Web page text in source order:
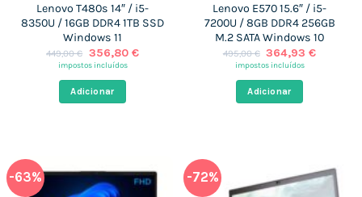
Lenovo T480s 14″ / i5-
8350U / 16GB DDR4 1TB SSD
Windows 11
449,00€ O
preço
era:
449,00 €.
356,80 €O
impostos incluídos
Adicionar
Lenovo E570 15.6″ / i5-
7200U / 8GB DDR4 256GB
M.2 SATA Windows 10
495,00€ O
preço
era:
495,00 €.
364,93€O
impostos incluídos
Adicionar
-63% -72%